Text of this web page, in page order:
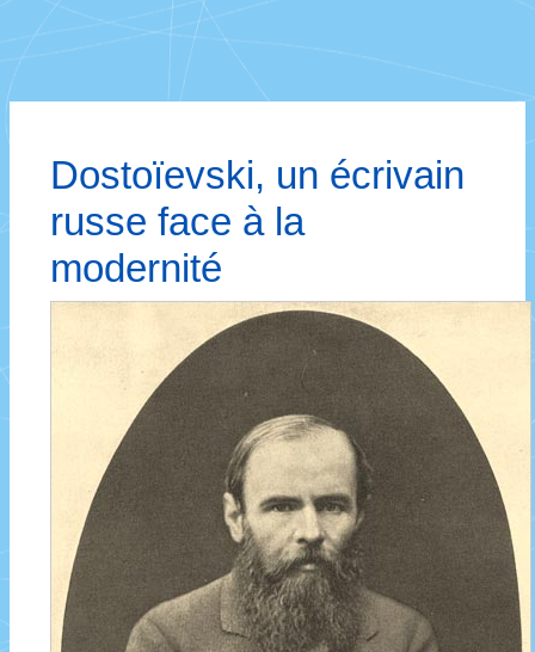
Dostoïevski, un écrivain
russe face à la
modernité